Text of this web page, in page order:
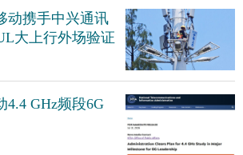
动携手中兴通讯
大上行外场验证
4.4 GHz频段6G